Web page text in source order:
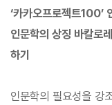
‘카카오프로젝트100’
인문학의 상징 바칼로
하기
인문학의 필요성을 강